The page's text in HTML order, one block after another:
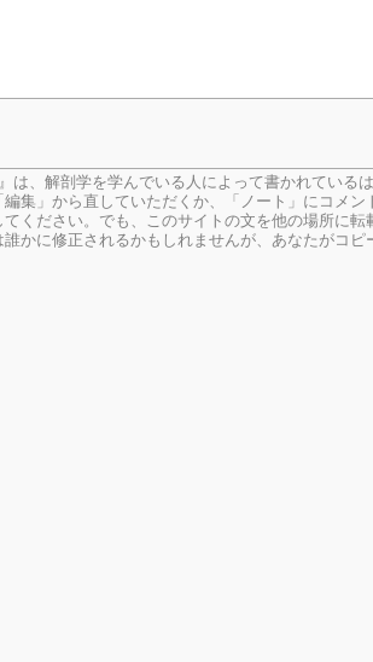
、解剖学を学んでいる人によって書かれている
集」から直していただくか、「ノート」にコメン
ください。でも、このサイトの文を他の場所に
かに修正されるかもしれませんが、あなたがコピ